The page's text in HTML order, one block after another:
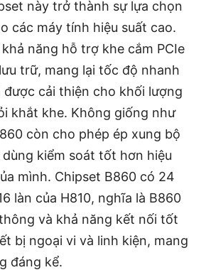
này trở thành sự lựa chọn
các máy tính hiệu suất cao.
năng hỗ trợ khe cắm PCIe
trữ, mang lại tốc độ nhanh
được cải thiện cho khối lượng
khắt khe. Không giống như
còn cho phép ép xung bộ
kiểm soát tốt hơn hiệu
mình. Chipset B860 có 24
làn của H810, nghĩa là B860
và khả năng kết nối tốt
bị ngoại vi và linh kiện, mang
đáng kể.